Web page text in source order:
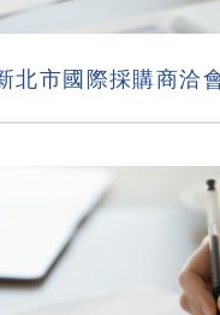
北市國際採購商洽